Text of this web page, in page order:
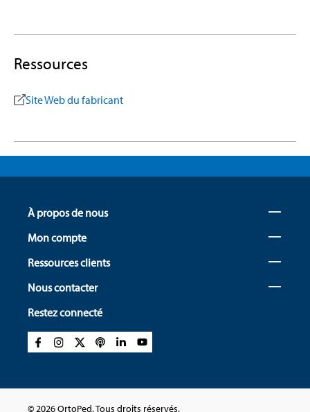
Ressources
Site Web du fabricant
À propos de nous
Mon compte
Ressources clients
Nous contacter
Restez connecté
© 2026 OrtoPed. Tous droits réservés.